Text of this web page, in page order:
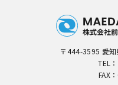
〒444-3595 愛
TEL：
FAX